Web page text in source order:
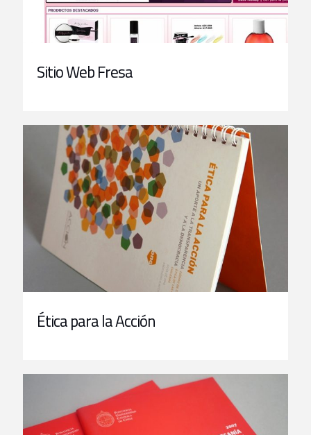
Sitio Web Fresa
Ética para la Acción